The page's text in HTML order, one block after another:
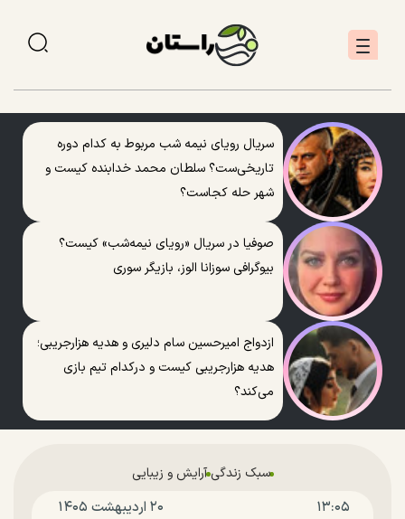
سریال رویای نیمه شب مربوط به کدام دوره
تاریخی‌ست؟ سلطان محمد خدابنده کیست و
شهر حله کجاست؟
صوفیا در سریال «رویای نیمه‌شب» کیست؟
بیوگرافی سوزانا الوز، بازیگر سوری
ازدواج امیرحسین سام دلیری و هدیه هزارجریبی؛
هدیه هزارجریبی کیست و درکدام تیم بازی
می‌کند؟
سبک زندگیآرایش و زیبایی
۱۳:۰۵ ۲۰ ارديبهشت ۱۴۰۵